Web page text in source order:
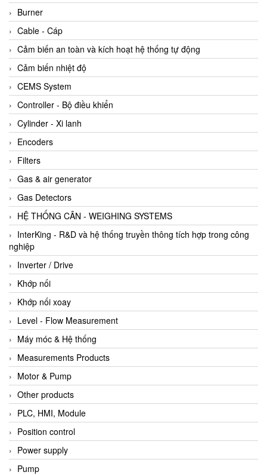
Burner
Cable - Cáp
Cảm biến an toàn và kích hoạt hệ thống tự động
Cảm biến nhiệt độ
CEMS System
Controller - Bộ điều khiển
Cylinder - Xi lanh
Encoders
Filters
Gas & air generator
Gas Detectors
HỆ THỐNG CÂN - WEIGHING SYSTEMS
InterKing - R&D và hệ thống truyền thông tích hợp trong công
nghiệp
Inverter / Drive
Khớp nối
Khớp nối xoay
Level - Flow Measurement
Máy móc & Hệ thống
Measurements Products
Motor & Pump
Other products
PLC, HMI, Module
Position control
Power supply
Pump